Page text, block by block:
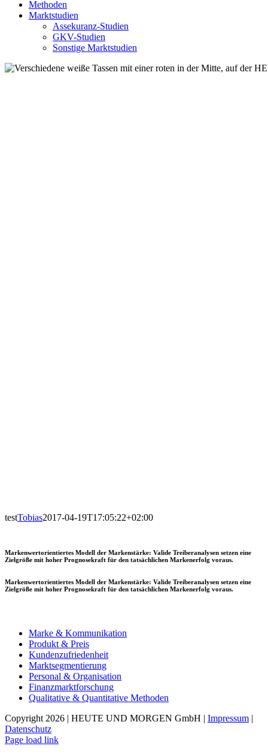
Methoden
Marktstudien
Assekuranz-Studien
GKV-Studien
Sonstige Marktstudien
testTobias2017-04-19T17:05:22+02:00
Markenwertorientiertes Modell der Markenstärke: Valide Treiberanalysen setzen eine
Zielgröße mit hoher Prognosekraft für den tatsächlichen Markenerfolg voraus.
Markenwertorientiertes Modell der Markenstärke: Valide Treiberanalysen setzen eine
Zielgröße mit hoher Prognosekraft für den tatsächlichen Markenerfolg voraus.
Marke & Kommunikation
Produkt & Preis
Kundenzufriedenheit
Marktsegmentierung
Personal & Organisation
Finanzmarktforschung
Qualitative & Quantitative Methoden
Copyright 2026 | HEUTE UND MORGEN GmbH | Impressum |
Datenschutz
Page load link